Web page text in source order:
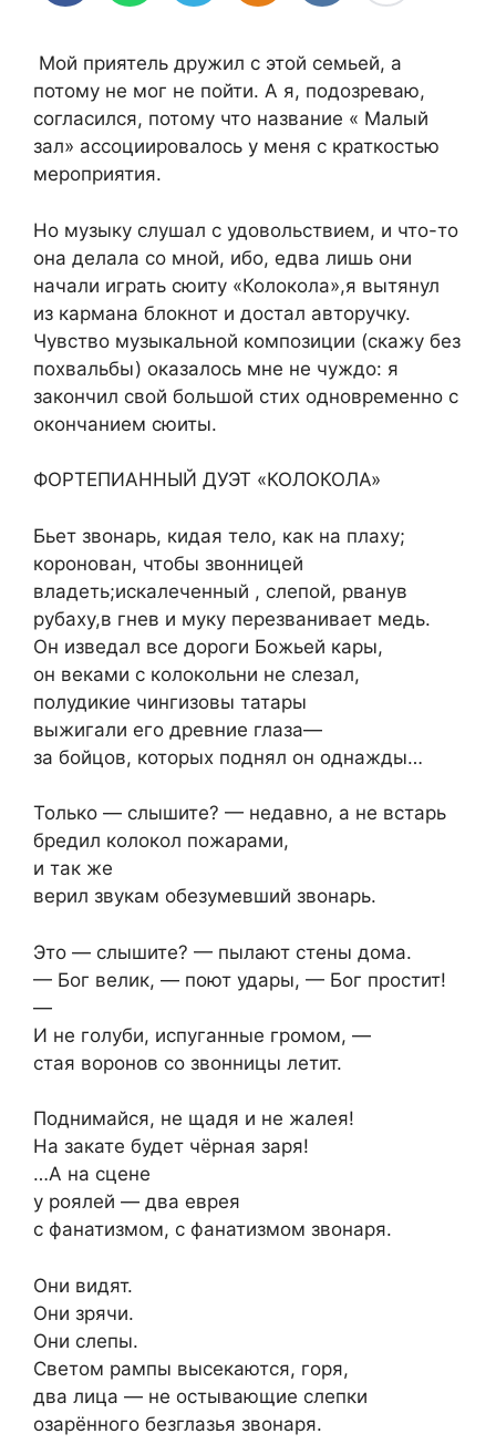
Мой приятель дружил с этой семьей, а
потому не мог не пойти. А я, подозреваю,
согласился, потому что название « Малый
зал» ассоциировалось у меня с краткостью
мероприятия.
Но музыку слушал с удовольствием, и что-то
она делала со мной, ибо, едва лишь они
начали играть сюиту «Колокола»,я вытянул
из кармана блокнот и достал авторучку.
Чувство музыкальной композиции (скажу без
похвальбы) оказалось мне не чуждо: я
закончил свой большой стих одновременно с
окончанием сюиты.
ФОРТЕПИАННЫЙ ДУЭТ «КОЛОКОЛА»
Бьет звонарь, кидая тело, как на плаху;
коронован, чтобы звонницей
владеть;искалеченный , слепой, рванув
рубаху,в гнев и муку перезванивает медь.
Он изведал все дороги Божьей кары,
он веками с колокольни не слезал,
полудикие чингизовы татары
выжигали его древние глаза—
за бойцов, которых поднял он однажды…
Только — слышите? — недавно, а не встарь
бредил колокол пожарами,
и так же
верил звукам обезумевший звонарь.
Это — слышите? — пылают стены дома.
— Бог велик, — поют удары, — Бог простит!
—
И не голуби, испуганные громом, —
стая воронов со звонницы летит.
Поднимайся, не щадя и не жалея!
На закате будет чёрная заря!
…А на сцене
у роялей — два еврея
с фанатизмом, с фанатизмом звонаря.
Они видят.
Они зрячи.
Они слепы.
Светом рампы высекаются, горя,
два лица — не остывающие слепки
озарённого безглазья звонаря.